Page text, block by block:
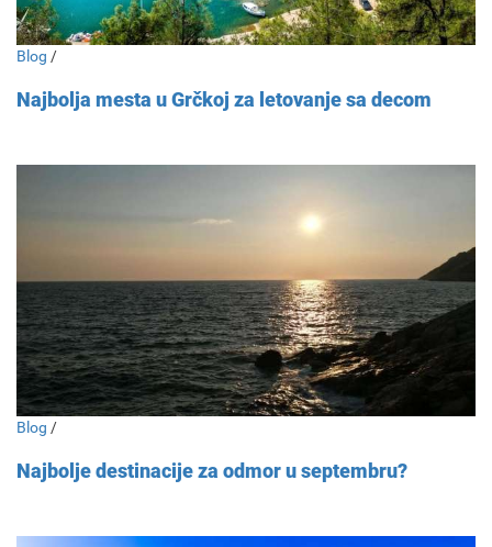
Blog /
Najbolja mesta u Grčkoj za letovanje sa decom
Blog /
Najbolje destinacije za odmor u septembru?